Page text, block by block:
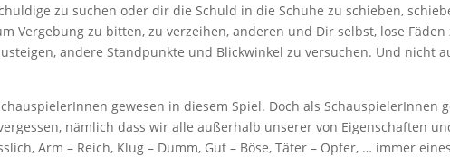
zu suchen oder dir die Schuld in die Schuhe zu schieben,
Vergebung zu bitten, zu verzeihen, anderen und Dir selbst, lose
andere Standpunkte und Blickwinkel zu versuchen. Und nicht
gewesen in diesem Spiel. Doch als SchauspielerInnen
nämlich dass wir alle außerhalb unserer von Eigenschaften
Arm – Reich, Klug – Dumm, Gut – Böse, Täter – Opfer, … immer